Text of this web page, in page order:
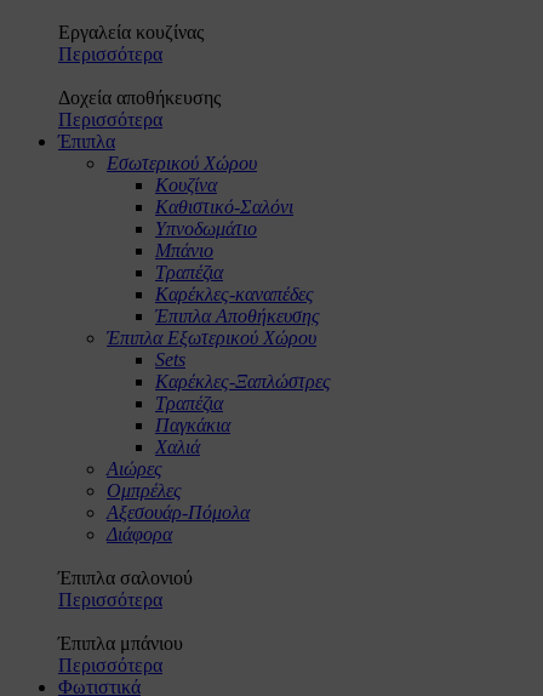
Εργαλεία κουζίνας
Περισσότερα
Δοχεία αποθήκευσης
Περισσότερα
Έπιπλα
Εσωτερικού Χώρου
Κουζίνα
Καθιστικό-Σαλόνι
Υπνοδωμάτιο
Μπάνιο
Τραπέζια
Καρέκλες-καναπέδες
Έπιπλα Αποθήκευσης
Έπιπλα Εξωτερικού Χώρου
Sets
Καρέκλες-Ξαπλώστρες
Τραπέζια
Παγκάκια
Χαλιά
Αιώρες
Ομπρέλες
Αξεσουάρ-Πόμολα
Διάφορα
Έπιπλα σαλονιού
Περισσότερα
Έπιπλα μπάνιου
Περισσότερα
Φωτιστικά